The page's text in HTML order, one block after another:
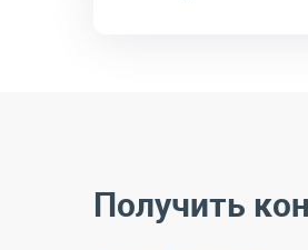
Получить